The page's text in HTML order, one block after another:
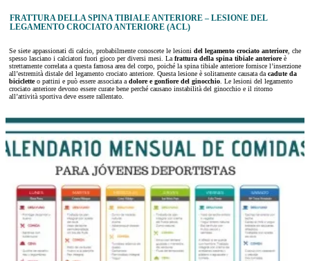
FRATTURA DELLA SPINA TIBIALE ANTERIORE – LESIONE DEL
LEGAMENTO CROCIATO ANTERIORE (ACL)
Se siete appassionati di calcio, probabilmente conoscete le lesioni del legamento crociato anteriore, che
spesso lasciano i calciatori fuori gioco per diversi mesi. La frattura della spina tibiale anterioreè
strettamente correlata a questa famosa area del corpo, poiché la spina tibiale anteriore fornisce l’inserzione
all’estremità distale del legamento crociato anteriore. Questa lesione è solitamente causata da cadute da
bicicletteo pattini e può essere associata a dolore e gonfiore del ginocchio . Le lesioni del legamento
crociato anteriore devono essere curate bene perché causano instabilità del ginocchio e il ritorno
all’attività sportiva deve essere rallentato.